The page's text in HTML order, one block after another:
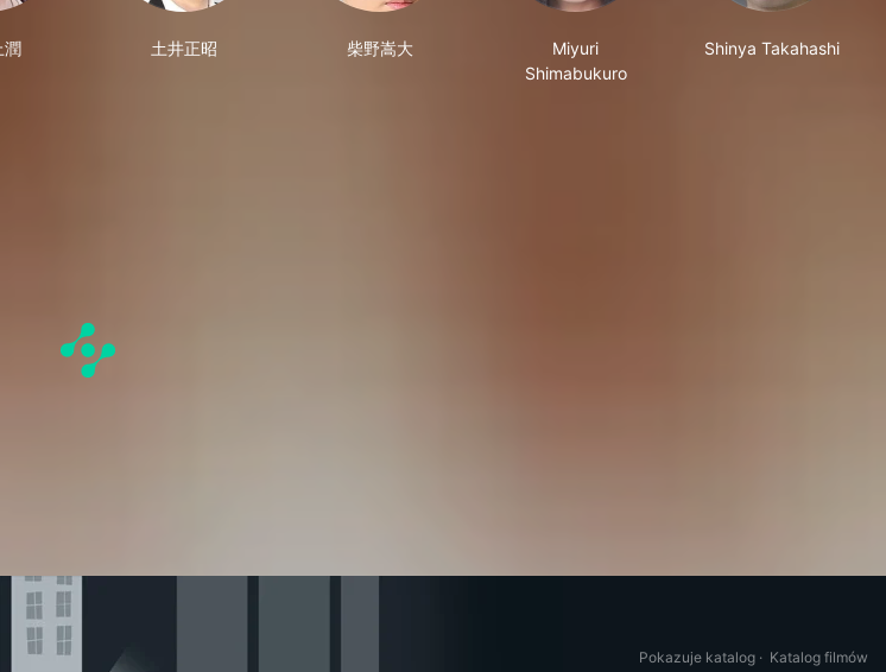
潤 土井正昭 柴野嵩大
Miyuri
Shimabukuro
Shinya Takahashi
Pokazuje katalog · Katalog filmów